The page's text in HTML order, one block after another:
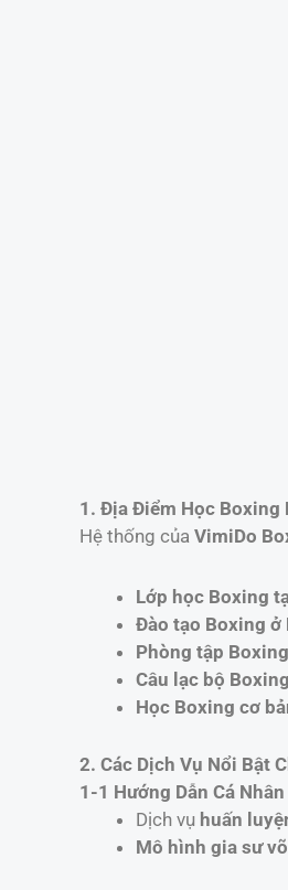
1. Địa Điểm Học Boxing
Hệ thống của VimiDo
Lớp học Boxing
Đào tạo Boxing ở
Phòng tập
Câu lạc bộ
Học Boxing cơ
2. Các Dịch Vụ Nổi Bật
1-1 Hướng Dẫn Cá
Dịch vụ huấn
Mô hình gia sư